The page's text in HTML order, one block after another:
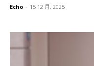
Echo - 15 12 月, 2025